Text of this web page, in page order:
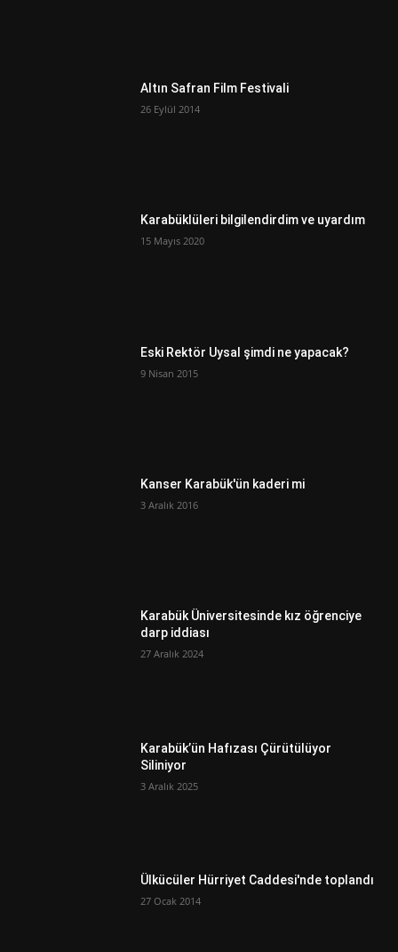
Altın Safran Film Festivali
26 Eylül 2014
Karabüklüleri bilgilendirdim ve uyardım
15 Mayıs 2020
Eski Rektör Uysal şimdi ne yapacak?
9 Nisan 2015
Kanser Karabük'ün kaderi mi
3 Aralık 2016
Karabük Üniversitesinde kız öğrenciye
darp iddiası
27 Aralık 2024
Karabük’ün Hafızası Çürütülüyor
Siliniyor
3 Aralık 2025
Ülkücüler Hürriyet Caddesi'nde toplandı
27 Ocak 2014